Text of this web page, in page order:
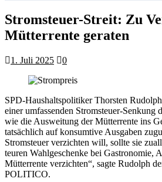
Stromsteuer-Streit: Zu
Mütterrente geraten
1. Juli 2025 0
SPD-Haushaltspolitiker Thorsten
einer umfassenden Stromsteuer-Senkung
wie die Ausweitung der Mütterrente ins
tatsächlich auf konsumtive Ausgaben
Stromsteuer verzichten will, sollte sie
teuren Wahlgeschenke bei Gastronomie,
Mütterrente verzichten“, sagte Rudolph
POLITICO.